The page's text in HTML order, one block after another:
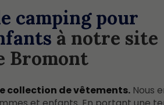
camping pour
à notre site
Bromont
collection de vêtements. Nous